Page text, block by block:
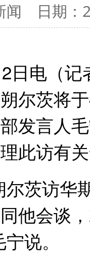
闻 日期
日电（
尔茨将
发言人
此访有
茨访华
他会谈
说。